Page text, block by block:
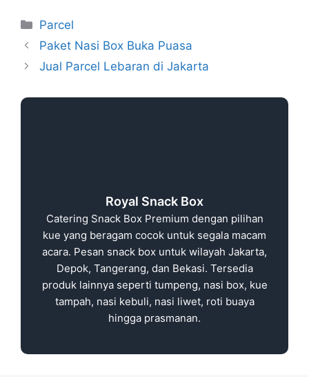
Parcel
Paket Nasi Box Buka Puasa
Jual Parcel Lebaran di Jakarta
Royal Snack Box
Catering Snack Box Premium dengan pilihan
kue yang beragam cocok untuk segala macam
acara. Pesan snack box untuk wilayah Jakarta,
Depok, Tangerang, dan Bekasi. Tersedia
produk lainnya seperti tumpeng, nasi box, kue
tampah, nasi kebuli, nasi liwet, roti buaya
hingga prasmanan.